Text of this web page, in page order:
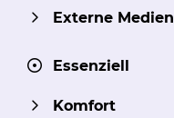
Externe Medien
Essenziell
Komfort